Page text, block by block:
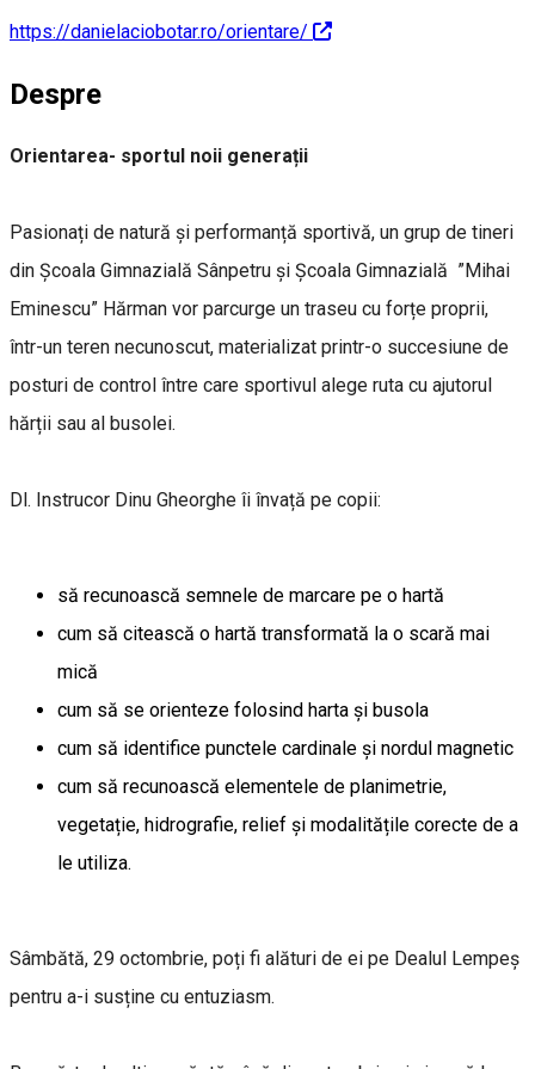
https://danielaciobotar.ro/orientare/
Despre
Orientarea- sportul noii generații
Pasionați de natură și performanță sportivă, un grup de tineri
din Școala Gimnazială Sânpetru și Școala Gimnazială ”Mihai
Eminescu” Hărman vor parcurge un traseu cu forțe proprii,
într-un teren necunoscut, materializat printr-o succesiune de
posturi de control între care sportivul alege ruta cu ajutorul
hărții sau al busolei.
Dl. Instrucor Dinu Gheorghe îi învață pe copii:
să recunoască semnele de marcare pe o hartă
cum să citească o hartă transformată la o scară mai
mică
cum să se orienteze folosind harta și busola
cum să identifice punctele cardinale și nordul magnetic
cum să recunoască elementele de planimetrie,
vegetație, hidrografie, relief și modalitățile corecte de a
le utiliza.
Sâmbătă, 29 octombrie, poți fi alături de ei pe Dealul Lempeș
pentru a-i susține cu entuziasm.